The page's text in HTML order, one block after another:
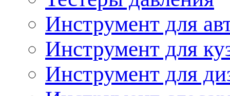
Инструмент для
Инструмент для
Инструмент для